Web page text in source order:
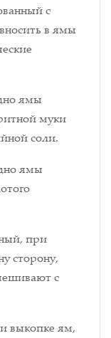
с
в ямы
ямы
муки
соли.
ямы
при
сторону,
с
выкопке ям,